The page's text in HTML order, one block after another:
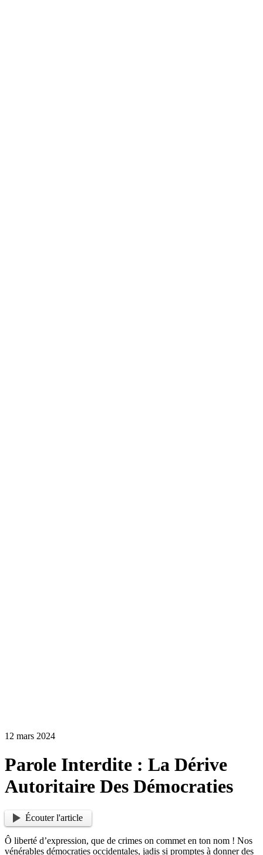
12 mars 2024
Parole Interdite : La Dérive
Autoritaire Des Démocraties
Écouter l'article
Ô liberté d’expression, que de crimes on commet en ton nom ! Nos
vénérables démocraties occidentales, jadis si promptes à donner des